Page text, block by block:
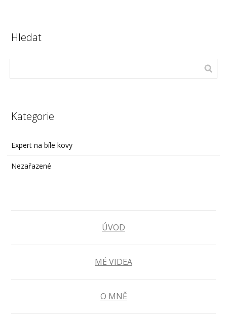
Hledat
Kategorie
Expert na bíle kovy
Nezařazené
ÚVOD
MÉ VIDEA
O MNĚ